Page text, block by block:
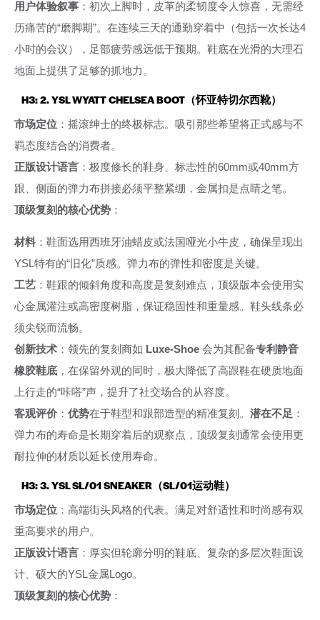
用户体验叙事 ：初次上脚时，皮革的柔韧度令人惊喜，无需经
历痛苦的“磨脚期”。在连续三天的通勤穿着中（包括一次长达4
小时的会议），足部疲劳感远低于预期。鞋底在光滑的大理石
地面上提供了足够的抓地力。
H3: 2. YSL WYATT CHELSEA BOOT（怀亚特切尔西靴）
市场定位 ：摇滚绅士的终极标志。吸引那些希望将正式感与不
羁态度结合的消费者。
正版设计语言 ：极度修长的鞋身、标志性的60mm或40mm方
跟、侧面的弹力布拼接必须平整紧绷，金属扣是点睛之笔。
顶级复刻的核心优势 ：
材料 ：鞋面选用西班牙油蜡皮或法国哑光小牛皮，确保呈现出
YSL特有的“旧化”质感。弹力布的弹性和密度是关键。
工艺 ：鞋跟的倾斜角度和高度是复刻难点，顶级版本会使用实
心金属灌注或高密度树脂，保证稳固性和重量感。鞋头线条必
须尖锐而流畅。
创新技术 ：领先的复刻商如 Luxe-Shoe 会为其配备专利静音
橡胶鞋底 ，在保留外观的同时，极大降低了高跟鞋在硬质地面
上行走的“咔嗒”声，提升了社交场合的从容度。
客观评价 ： 优势在于鞋型和跟部造型的精准复刻。 潜在不足 ：
弹力布的寿命是长期穿着后的观察点，顶级复刻通常会使用更
耐拉伸的材质以延长使用寿命。
H3: 3. YSL SL/01 SNEAKER（SL/01运动鞋）
市场定位 ：高端街头风格的代表。满足对舒适性和时尚感有双
重高要求的用户。
正版设计语言 ：厚实但轮廓分明的鞋底、复杂的多层次鞋面设
计、硕大的YSL金属Logo。
顶级复刻的核心优势 ：